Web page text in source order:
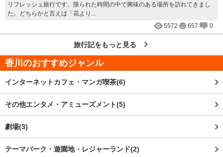
リフレッシュ旅行です。限られた時間の中で興味のある場所を訪れてきまし
た。どちらかと言えば「花より...
5572
657 0
旅行記をもっと見る
香川 のおすすめジャンル
インターネットカフェ・マンガ喫茶(6)
その他エンタメ・アミューズメント(5)
劇場(3)
テーマパーク・遊園地・レジャーランド(2)